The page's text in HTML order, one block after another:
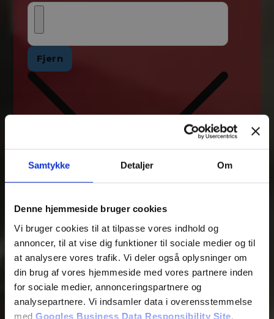
Samtykke Detaljer Om
Denne hjemmeside bruger cookies
Vi bruger cookies til at tilpasse vores indhold og
annoncer, til at vise dig funktioner til sociale medier og til
at analysere vores trafik. Vi deler også oplysninger om
din brug af vores hjemmeside med vores partnere inden
for sociale medier, annonceringspartnere og
analysepartnere. Vi indsamler data i overensstemmelse
med Googles Business Data Responsibility Site
Fjern
Tilføj filer (max 5)